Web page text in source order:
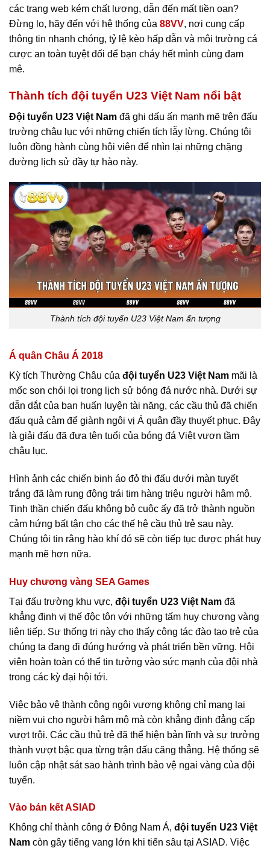
các trang web kém chất lượng, dẫn đến mất tiền oan?
Đừng lo, hãy đến với hệ thống của 88VV, nơi cung cấp
thông tin nhanh chóng, tỷ lệ kèo hấp dẫn và môi trường cá
cược an toàn tuyệt đối để bạn cháy hết mình cùng đam
mê.
Thành tích đội tuyển U23 Việt Nam nổi bật
Đội tuyển U23 Việt Nam đã ghi dấu ấn mạnh mẽ trên đấu
trường châu lục với những chiến tích lẫy lừng. Chúng tôi
luôn đồng hành cùng hội viên để nhìn lại những chặng
đường lịch sử đầy tự hào này.
Thành tích đội tuyển U23 Việt Nam ấn tượng
Á quân Châu Á 2018
Kỳ tích Thường Châu của đội tuyển U23 Việt Nam mãi là
mốc son chói lọi trong lịch sử bóng đá nước nhà. Dưới sự
dẫn dắt của ban huấn luyện tài năng, các cầu thủ đã chiến
đấu quả cảm để giành ngôi vị Á quân đầy thuyết phục. Đây
là giải đấu đã đưa tên tuổi của bóng đá Việt vươn tầm
châu lục.
Hình ảnh các chiến binh áo đỏ thi đấu dưới màn tuyết
trắng đã làm rung động trái tim hàng triệu người hâm mộ.
Tinh thần chiến đấu không bỏ cuộc ấy đã trở thành nguồn
cảm hứng bất tận cho các thế hệ cầu thủ trẻ sau này.
Chúng tôi tin rằng hào khí đó sẽ còn tiếp tục được phát huy
mạnh mẽ hơn nữa.
Huy chương vàng SEA Games
Tại đấu trường khu vực, đội tuyển U23 Việt Nam đã
khẳng định vị thế độc tôn với những tấm huy chương vàng
liên tiếp. Sự thống trị này cho thấy công tác đào tạo trẻ của
chúng ta đang đi đúng hướng và phát triển bền vững. Hội
viên hoàn toàn có thể tin tưởng vào sức mạnh của đội nhà
trong các kỳ đại hội tới.
Việc bảo vệ thành công ngôi vương không chỉ mang lại
niềm vui cho người hâm mộ mà còn khẳng định đẳng cấp
vượt trội. Các cầu thủ trẻ đã thể hiện bản lĩnh và sự trưởng
thành vượt bậc qua từng trận đấu căng thẳng. Hệ thống sẽ
luôn cập nhật sát sao hành trình bảo vệ ngai vàng của đội
tuyển.
Vào bán kết ASIAD
Không chỉ thành công ở Đông Nam Á, đội tuyển U23 Việt
Nam còn gây tiếng vang lớn khi tiến sâu tại ASIAD. Việc